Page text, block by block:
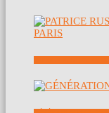
PATRICE RUSHEN EN